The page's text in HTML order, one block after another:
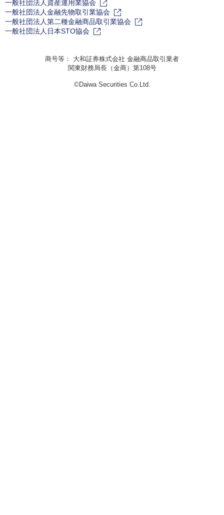
一般社団法人資産運用業協会
一般社団法人金融先物取引業協会
一般社団法人第二種金融商品取引業協会
一般社団法人日本STO協会
商号等： 大和証券株式会社 金融商品取引業者
関東財務局長（金商）第108号
©Daiwa Securities Co.Ltd.